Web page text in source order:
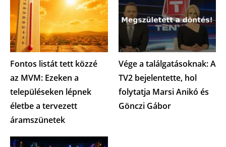
Fontos listát tett közzé
az MVM: Ezeken a
településeken lépnek
életbe a tervezett
áramszünetek
Vége a találgatásoknak: A
TV2 bejelentette, hol
folytatja Marsi Anikó és
Gönczi Gábor